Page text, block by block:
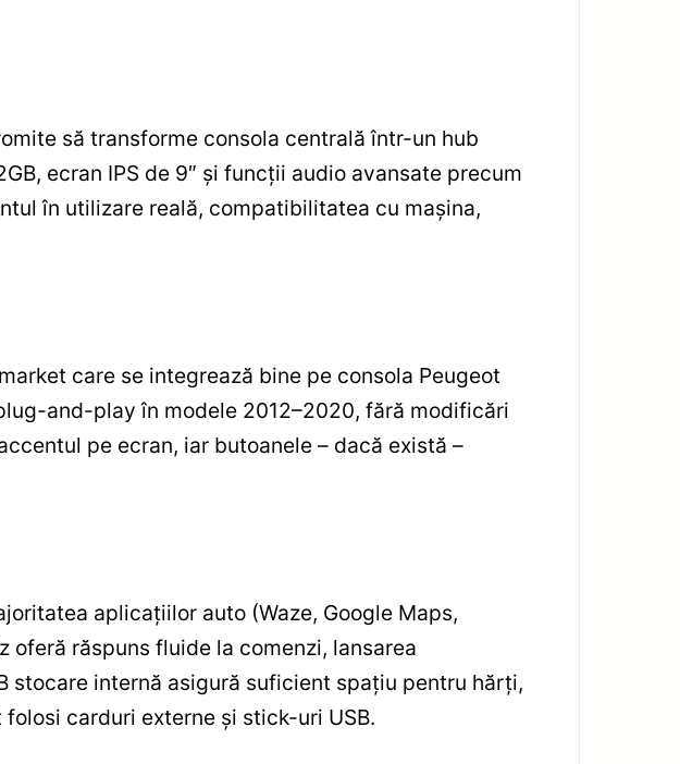
să transforme consola centrală într-un hub
ecran IPS de 9″ și funcții audio avansate precum
în utilizare reală, compatibilitatea cu mașina,
care se integrează bine pe consola Peugeot
and-play în modele 2012–2020, fără modificări
pe ecran, iar butoanele – dacă există –
aplicațiilor auto (Waze, Google Maps,
răspuns fluide la comenzi, lansarea
stocare internă asigură suficient spațiu pentru hărți,
carduri externe și stick-uri USB.